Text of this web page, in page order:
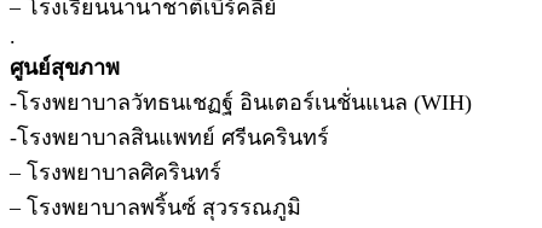
– โรงเรียนนานาชาติเบิร์คลีย์
.
ศูนย์สุขภาพ
-โรงพยาบาลวัทธนเชฏฐ์ อินเตอร์เนชั่นแนล (WIH)
-โรงพยาบาลสินแพทย์ ศรีนครินทร์
– โรงพยาบาลศิครินทร์
– โรงพยาบาลพริ้นซ์ สุวรรณภูมิ